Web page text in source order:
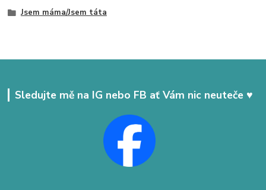
Jsem máma/Jsem táta
Sledujte mě na IG nebo FB ať Vám nic neuteče ♥